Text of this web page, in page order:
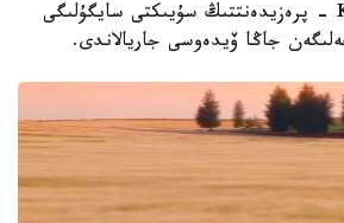
استانا. KAZINFORM - پرەزيدەنتتىڭ سۇيىكتى سايگۇلىگى
جاڭا ۆيدەوسى جاريالاندى.